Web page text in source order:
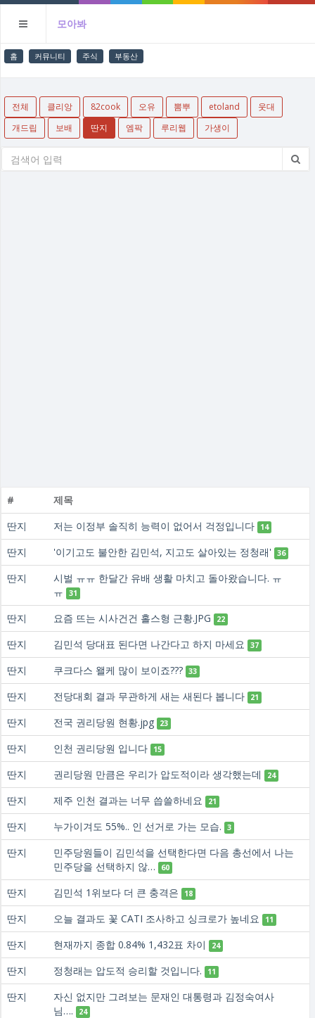
모아봐
홈 커뮤니티 주식 부동산
전체 클리앙 82cook 오유 뽐뿌 etoland
웃대
개드립
보배 딴지 엠팍 루리웹 가생이
#
제목
딴지
저는 이정부 솔직히 능력이 없어서 걱정입니다 14
딴지 '이기고도 불안한 김민석, 지고도 살아있는 정청래' 36
딴지
시벌 ㅠㅠ 한달간 유배 생활 마치고 돌아왔습니다. ㅠ
ㅠ
31
딴지 요즘 뜨는 시사건건 홀스형 근황.JPG 22
딴지 김민석 당대표 된다면 나간다고 하지 마세요 37
딴지 쿠크다스 왤케 많이 보이죠??? 33
딴지 전당대회 결과 무관하게 새는 새된다 봅니다 21
딴지 전국 권리당원 현황.jpg 23
딴지 인천 권리당원 입니다 15
딴지 권리당원 만큼은 우리가 압도적이라 생각했는데 24
딴지 제주 인천 결과는 너무 씁쓸하네요 21
딴지 누가이겨도 55%.. 인 선거로 가는 모습. 3
딴지
민주당원들이 김민석을 선택한다면 다음 총선에서 나는
민주당을 선택하지 않…
60
딴지 김민석 1위보다 더 큰 충격은 18
딴지 오늘 결과도 꽃 CATI 조사하고 싱크로가 높네요 11
딴지 현재까지 종합 0.84% 1,432표 차이 24
딴지 정청래는 압도적 승리할 것입니다. 11
딴지
자신 없지만 그려보는 문재인 대통령과 김정숙여사
님….
24